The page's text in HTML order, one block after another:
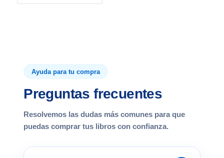
Ayuda para tu compra
Preguntas frecuentes
Resolvemos las dudas más comunes para que
puedas comprar tus libros con confianza.